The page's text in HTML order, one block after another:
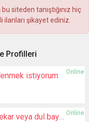
siteden tanıştığınız hiç
şikayet ediniz.
Profilleri
Online
istiyorum
Online
Yanıma yakışacak bekar veya dul bayan arıyorum